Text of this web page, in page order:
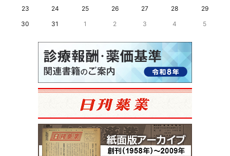
23
24 25 26 27 28
29
30
31 1 2 3 4 5